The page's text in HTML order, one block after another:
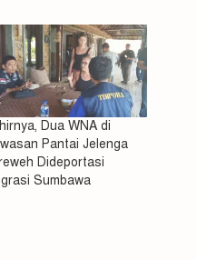
Dua WNA di
Pantai Jelenga
Dideportasi
Sumbawa